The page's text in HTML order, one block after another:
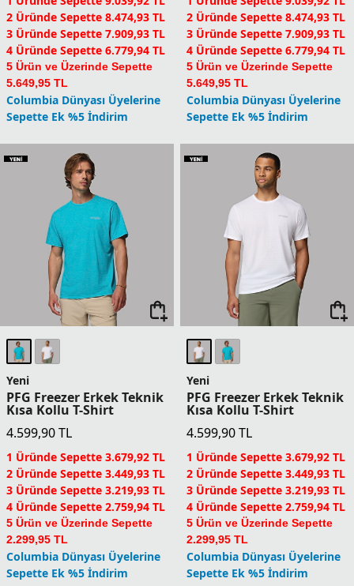
Anasayfa Teknik Üst
Teknik Üst
Columbia erkek teknik üst modelleri, açık hava
aktiviteleri ve performans o...
Daha fazla göster
T-Shirt Gömlek Polo T-Shirt
Filtreler(1) Sırala